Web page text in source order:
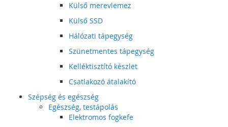
Külső merevlemez
Külső SSD
Hálózati tápegység
Szünetmentes tápegység
Kelléktisztító készlet
Csatlakozó átalakító
Szépség és egészség
Egészség, testápolás
Elektromos fogkefe